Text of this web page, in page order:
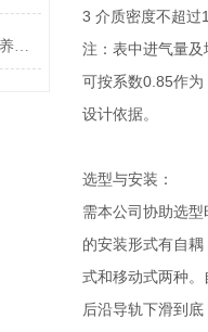
3 介质密度不超过
注：表中进气量
可按系数0.85作为
设计依据。
选型与安装：
需本公司协助选
的安装形式有自耦
式和移动式两种
后沿导轨下滑到底
粗格栅除污机：农业灌溉和水产养殖的水质保障